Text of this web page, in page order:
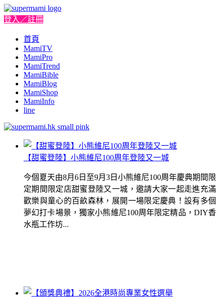
登入／註冊
首頁
MamiTV
MamiPro
MamiTrend
MamiBible
MamiBlog
MamiShop
MamiInfo
line
【甜蜜登陸】小熊維尼100周年登陸又一城
今個夏天由8月6日至9月3日小熊維尼100周年慶典期間限
定期間限定店甜蜜登陸又一城，邀請大家一起走進充滿
歡樂與童心的百畝森林，展開一場限定慶典！設有多個
夢幻打卡場景，獨家小熊維尼100周年限定精品，DIY香
水瓶工作坊...